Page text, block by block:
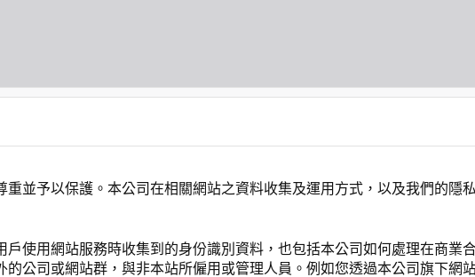
並予以保護。本公司在相關網站之資料收集及運用方式，以及我們的隱
戶使用網站服務時收集到的身份識別資料，也包括本公司如何處理在商業
公司或網站群，與非本站所僱用或管理人員。例如您透過本公司旗下網